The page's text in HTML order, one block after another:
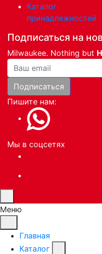
Каталог
принадлежностей
Подписаться на
Milwaukee. Nothing but
Ваша почта
Подписаться
Пишите нам:
Мы в соцсетях
Меню
Главная
Каталог